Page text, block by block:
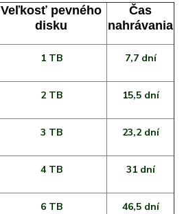
Veľkosť pevného
disku
Čas
nahrávania
1 TB 7,7 dní
2 TB 15,5 dní
3 TB 23,2 dní
4 TB 31 dní
6 TB 46,5 dní